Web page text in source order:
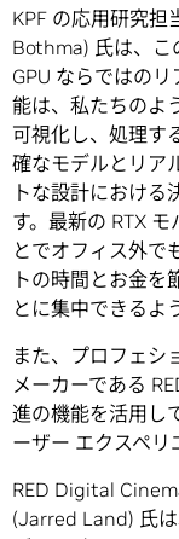
KPF の応用研究担
Bothma) 氏は、こ
GPU ならではの
能は、私たちのよ
可視化し、処理す
確なモデルとリア
トな設計における
す。最新の RTX
とでオフィス外で
トの時間とお金を
とに集中できるよ
また、プロフェシ
メーカーである
進の機能を活用し
ーザー エクスペリ
RED Digital
(Jarred Land) 氏